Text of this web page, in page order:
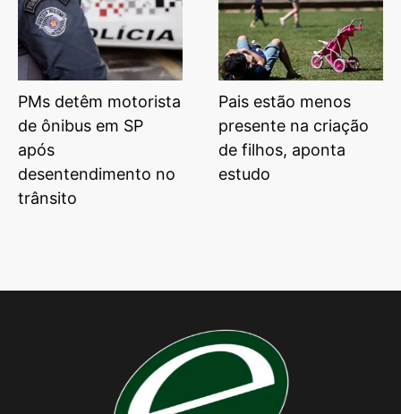
PMs detêm motorista
de ônibus em SP
após
desentendimento no
trânsito
Pais estão menos
presente na criação
de filhos, aponta
estudo